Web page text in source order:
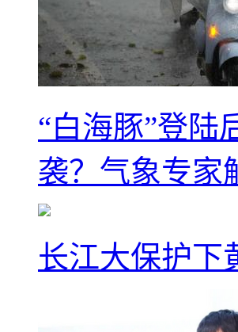
“白海豚”登陆
袭？气象专家
长江大保护下